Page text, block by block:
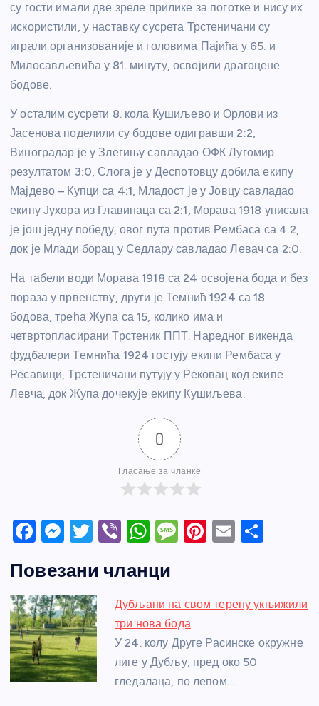
су гости имали две зреле прилике за поготке и нису их
искористили, у наставку сусрета Трстеничани су
играли организованије и головима Пајића у 65. и
Милосављевића у 81. минуту, освојили драгоцене
бодове.
У осталим сусрети 8. кола Кушиљево и Орлови из
Јасенова поделили су бодове одигравши 2:2,
Виноградар је у Злегињу савладао ОФК Лугомир
резултатом 3:0, Слога је у Деспотовцу добила екипу
Мајдево – Купци са 4:1, Младост је у Јовцу савладао
екипу Јухора из Главинаца са 2:1, Морава 1918 уписала
је још једну победу, овог пута против Рембаса са 4:2,
док је Млади борац у Седлару савладао Левач са 2:0.
На табели води Морава 1918 са 24 освојена бода и без
пораза у првенству, други је Темнић 1924 са 18
бодова, трећа Жупа са 15, колико има и
четвртопласирани Трстеник ППТ. Наредног викенда
фудбалери Темнића 1924 гостују екипи Рембаса у
Ресавици, Трстеничани путују у Рековац код екипе
Левча, док Жупа дочекује екипу Кушиљева.
0
Гласање за чланке
F
c
e
b
o
o
k
M
ss
e
n
g
er
T
itt
er
Vi
er
W
at
s
A
p
p
M
a
g
e
Pi
e
E
e
Повезани чланци
Дубљани на свом терену укњижили
три нова бода
У 24. колу Друге Расинске окружне
лиге у Дубљу, пред око 50
гледалаца, по лепом…